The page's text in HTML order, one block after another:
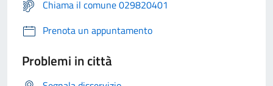
Chiama il comune 029820401
Prenota un appuntamento
Problemi in città